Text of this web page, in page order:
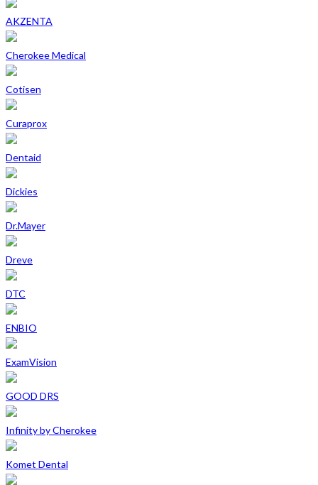
AKZENTA
Cherokee Medical
Cotisen
Curaprox
Dentaid
Dickies
Dr.Mayer
Dreve
DTC
ENBIO
ExamVision
GOOD DRS
Infinity by Cherokee
Komet Dental